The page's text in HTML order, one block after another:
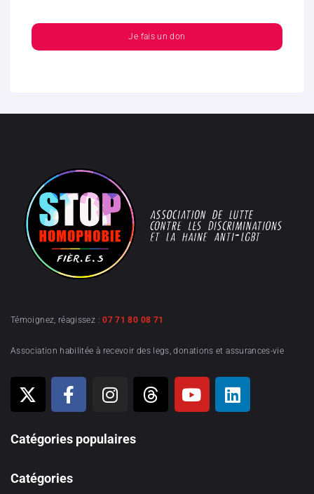
Je fais un don
Témoignez, réagissez :07 71 80 08 71
Association habilitée à recevoir des legs, donations et assurances-vie
Catégories populaires
Catégories